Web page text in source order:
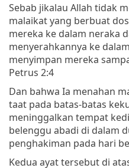
Sebab jikalau Allah tidak
malaikat yang berbuat
mereka ke dalam neraka
menyerahkannya ke
menyimpan mereka
Petrus 2:4
Dan bahwa Ia menahan
taat pada batas-batas
meninggalkan tempat
belenggu abadi di dalam
penghakiman pada hari
Kedua ayat tersebut di